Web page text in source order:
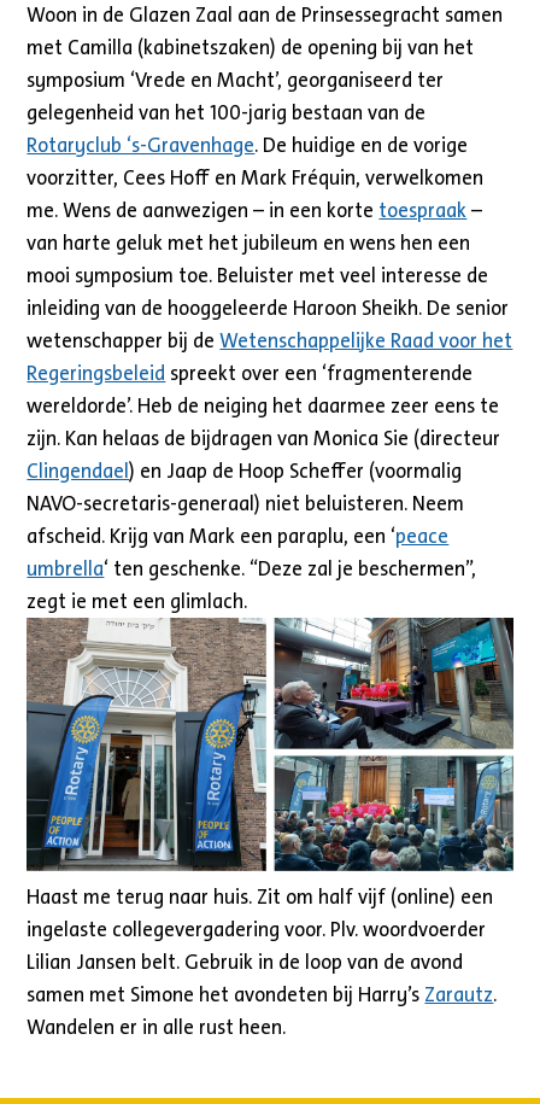
Woon in de Glazen Zaal aan de Prinsessegracht samen
met Camilla (kabinetszaken) de opening bij van het
symposium ‘Vrede en Macht’, georganiseerd ter
gelegenheid van het 100-jarig bestaan van de
Rotaryclub ‘s-Gravenhage. De huidige en de vorige
voorzitter, Cees Hoff en Mark Fréquin, verwelkomen
me. Wens de aanwezigen – in een korte toespraak–
van harte geluk met het jubileum en wens hen een
mooi symposium toe. Beluister met veel interesse de
inleiding van de hooggeleerde Haroon Sheikh. De senior
wetenschapper bij deWetenschappelijke Raad voor het
Regeringsbeleid spreekt over een ‘fragmenterende
wereldorde’. Heb de neiging het daarmee zeer eens te
zijn. Kan helaas de bijdragen van Monica Sie (directeur
Clingendael) en Jaap de Hoop Scheffer (voormalig
NAVO-secretaris-generaal) niet beluisteren. Neem
afscheid. Krijg van Mark een paraplu, een ‘peace
umbrella‘ ten geschenke. “Deze zal je beschermen”,
zegt ie met een glimlach.
Haast me terug naar huis. Zit om half vijf (online) een
ingelaste collegevergadering voor. Plv. woordvoerder
Lilian Jansen belt. Gebruik in de loop van de avond
samen met Simone het avondeten bij Harry’s Zarautz.
Wandelen er in alle rust heen.